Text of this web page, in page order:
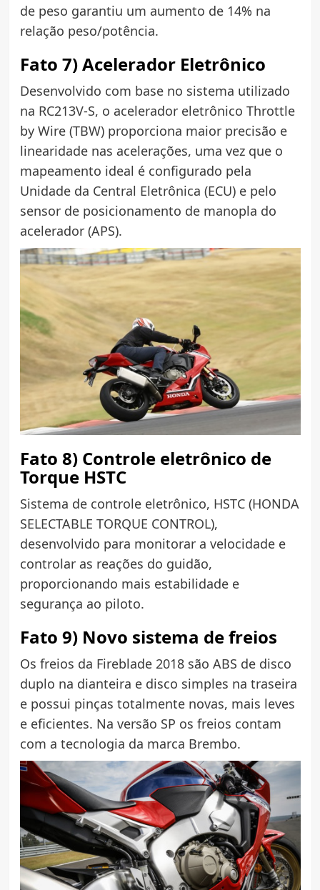
de peso garantiu um aumento de 14% na
relação peso/potência.
Fato 7) Acelerador Eletrônico
Desenvolvido com base no sistema utilizado
na RC213V-S, o acelerador eletrônico Throttle
by Wire (TBW) proporciona maior precisão e
linearidade nas acelerações, uma vez que o
mapeamento ideal é configurado pela
Unidade da Central Eletrônica (ECU) e pelo
sensor de posicionamento de manopla do
acelerador (APS).
Fato 8) Controle eletrônico de
Torque HSTC
Sistema de controle eletrônico, HSTC (HONDA
SELECTABLE TORQUE CONTROL),
desenvolvido para monitorar a velocidade e
controlar as reações do guidão,
proporcionando mais estabilidade e
segurança ao piloto.
Fato 9) Novo sistema de freios
Os freios da Fireblade 2018 são ABS de disco
duplo na dianteira e disco simples na traseira
e possui pinças totalmente novas, mais leves
e eficientes. Na versão SP os freios contam
com a tecnologia da marca Brembo.